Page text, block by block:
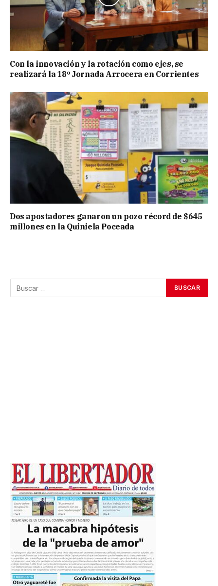
Con la innovación y la rotación como ejes, se
realizará la 18º Jornada Arrocera en Corrientes
Dos apostadores ganaron un pozo récord de $645
millones en la Quiniela Poceada